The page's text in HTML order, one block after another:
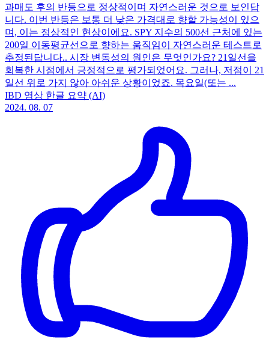
과매도 후의 반등으로 정상적이며 자연스러운 것으로 보인답
니다. 이번 반등은 보통 더 낮은 가격대로 향할 가능성이 있으
며, 이는 정상적인 현상이에요. SPY 지수의 500선 근처에 있는
200일 이동평균선으로 향하는 움직임이 자연스러운 테스트로
추정된답니다.. 시장 변동성의 원인은 무엇인가요? 21일선을
회복한 시점에서 긍정적으로 평가되었어요. 그러나, 저점이 21
일선 위로 가지 않아 아쉬운 상황이었죠. 목요일(또는 ...
IBD 영상 한글 요약 (AI)
2024. 08. 07